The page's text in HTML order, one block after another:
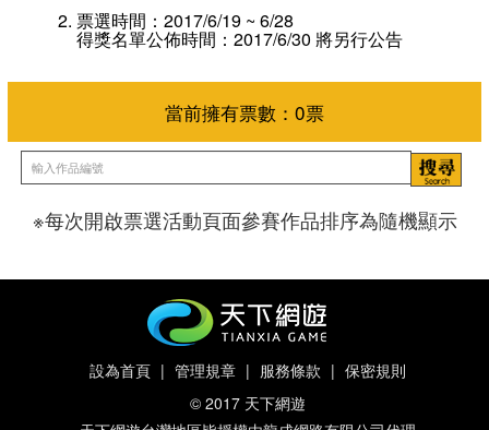
票選時間：2017/6/19 ~ 6/28
得獎名單公佈時間：2017/6/30 將另行公告
當前擁有票數：
※每次開啟票選活動頁面參賽作品排序為隨機顯示
設為首頁 | 管理規章 | 服務條款 | 保密規則
© 2017 天下網遊